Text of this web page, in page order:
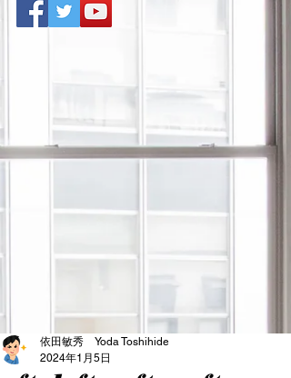
依田敏秀 Yoda Toshihide
2024年1月5日